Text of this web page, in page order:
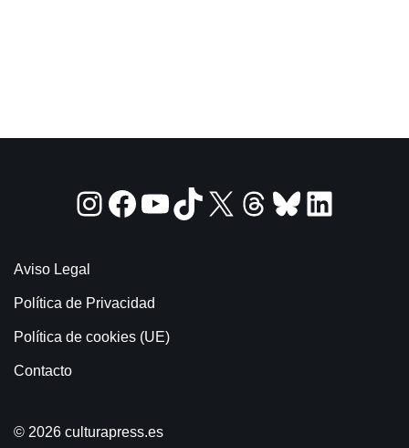
Aviso Legal
Política de Privacidad
Política de cookies (UE)
Contacto
© 2026 culturapress.es